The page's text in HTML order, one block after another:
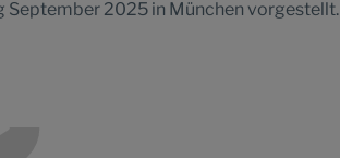
September 2025 in München vorgestellt.